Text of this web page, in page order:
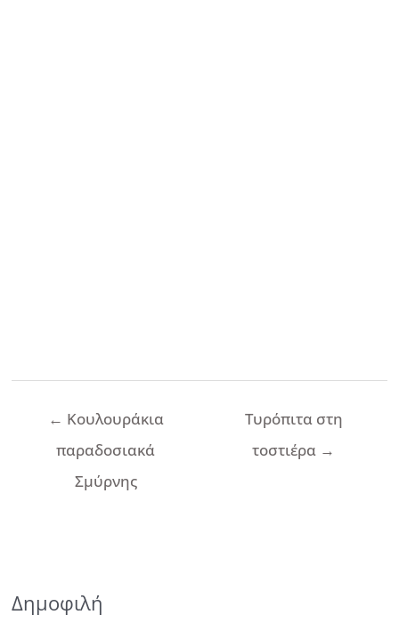
Πλοήγηση
← Κουλουράκια
παραδοσιακά
Σμύρνης
Τυρόπιτα στη
τοστιέρα →
Δημοφιλή